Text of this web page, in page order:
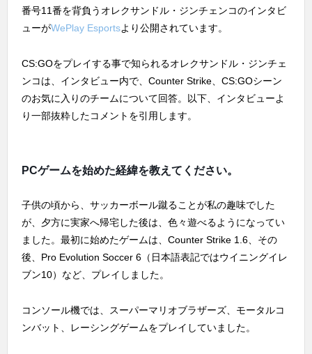
番号11番を背負うオレクサンドル・ジンチェンコのインタビ
ューがWePlay Esportsより公開されています。
CS:GOをプレイする事で知られるオレクサンドル・ジンチェ
ンコは、インタビュー内で、Counter Strike、CS:GOシーン
のお気に入りのチームについて回答。以下、インタビューよ
り一部抜粋したコメントを引用します。
PCゲームを始めた経緯を教えてください。
子供の頃から、サッカーボール蹴ることが私の趣味でした
が、夕方に実家へ帰宅した後は、色々遊べるようになってい
ました。最初に始めたゲームは、Counter Strike 1.6、その
後、Pro Evolution Soccer 6（日本語表記ではウイニングイレ
ブン10）など、プレイしました。
コンソール機では、スーパーマリオブラザーズ、モータルコ
ンバット、レーシングゲームをプレイしていました。